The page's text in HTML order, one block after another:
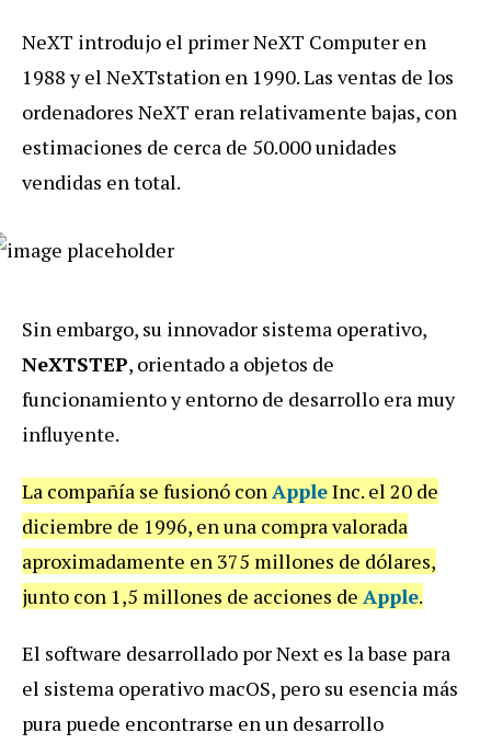
NeXT introdujo el primer NeXT Computer en
1988 y el NeXTstation en 1990. Las ventas de los
ordenadores NeXT eran relativamente bajas, con
estimaciones de cerca de 50.000 unidades
vendidas en total.
Sin embargo, su innovador sistema operativo,
NeXTSTEP, orientado a objetos de
funcionamiento y entorno de desarrollo era muy
influyente.
La compañía se fusionó conAppleInc. el 20 de
diciembre de 1996, en una compra valorada
aproximadamente en 375 millones de dólares,
junto con 1,5 millones de acciones de Apple.
El software desarrollado por Next es la base para
el sistema operativo macOS, pero su esencia más
pura puede encontrarse en un desarrollo